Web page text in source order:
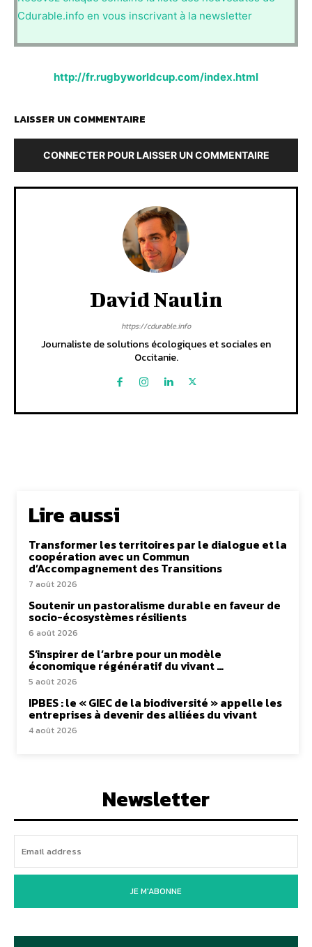
Cdurable.info en vous inscrivant à la newsletter
http://fr.rugbyworldcup.com/index.html
LAISSER UN COMMENTAIRE
CONNECTER POUR LAISSER UN COMMENTAIRE
David Naulin
https://cdurable.info
Journaliste de solutions écologiques et sociales en
Occitanie.
Lire aussi
Transformer les territoires par le dialogue et la
coopération avec un Commun
d’Accompagnement des Transitions
7 août 2026
Soutenir un pastoralisme durable en faveur de
socio-écosystèmes résilients
6 août 2026
S’inspirer de l’arbre pour un modèle
économique régénératif du vivant …
5 août 2026
IPBES : le « GIEC de la biodiversité » appelle les
entreprises à devenir des alliées du vivant
4 août 2026
Newsletter
JE M'ABONNE